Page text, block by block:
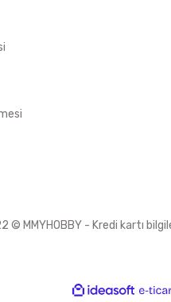
© MMYHOBBY - Kredi kartı
ideasoft